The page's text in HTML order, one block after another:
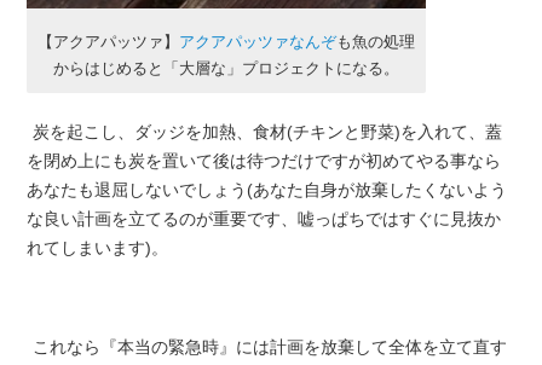
【アクアパッツァ】 アクアパッツァなんぞも魚の処理
からはじめると「大層な」プロジェクトになる。
炭を起こし、ダッジを加熱、食材(チキンと野菜)を入れて、蓋
を閉め上にも炭を置いて後は待つだけですが初めてやる事なら
あなたも退屈しないでしょう(あなた自身が放棄したくないよう
な良い計画を立てるのが重要です、嘘っぱちではすぐに見抜か
れてしまいます)。
これなら『本当の緊急時』には計画を放棄して全体を立て直す